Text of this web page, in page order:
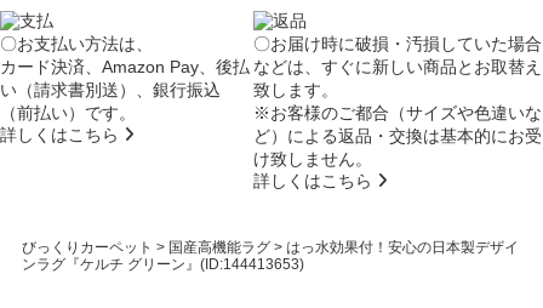
〇お支払い方法は、
カード決済、Amazon Pay、後払
い（請求書別送）、銀行振込
（前払い）です。
詳しくはこちら
〇お届け時に破損・汚損していた場合
などは、すぐに新しい商品とお取替え
致します。
※お客様のご都合（サイズや色違いな
ど）による返品・交換は基本的にお受
け致しません。
詳しくはこちら
びっくりカーペット > 国産高機能ラグ> はっ水効果付！安心の日本製デザイ
ンラグ『ケルチ グリーン』(ID:144413653)